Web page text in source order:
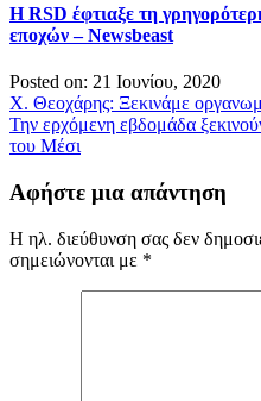
Η RSD έφτιαξε τη
εποχών – Newsbeast
Posted on: 21 Ιουνίου, 2020
Πλοήγηση
άρθρων
X. Θεοχάρης: Ξεκινάμε
Την ερχόμενη εβδομάδα
του Μέσι
Αφήστε μια απάντηση
Η ηλ. διεύθυνση σας δεν
σημειώνονται με *